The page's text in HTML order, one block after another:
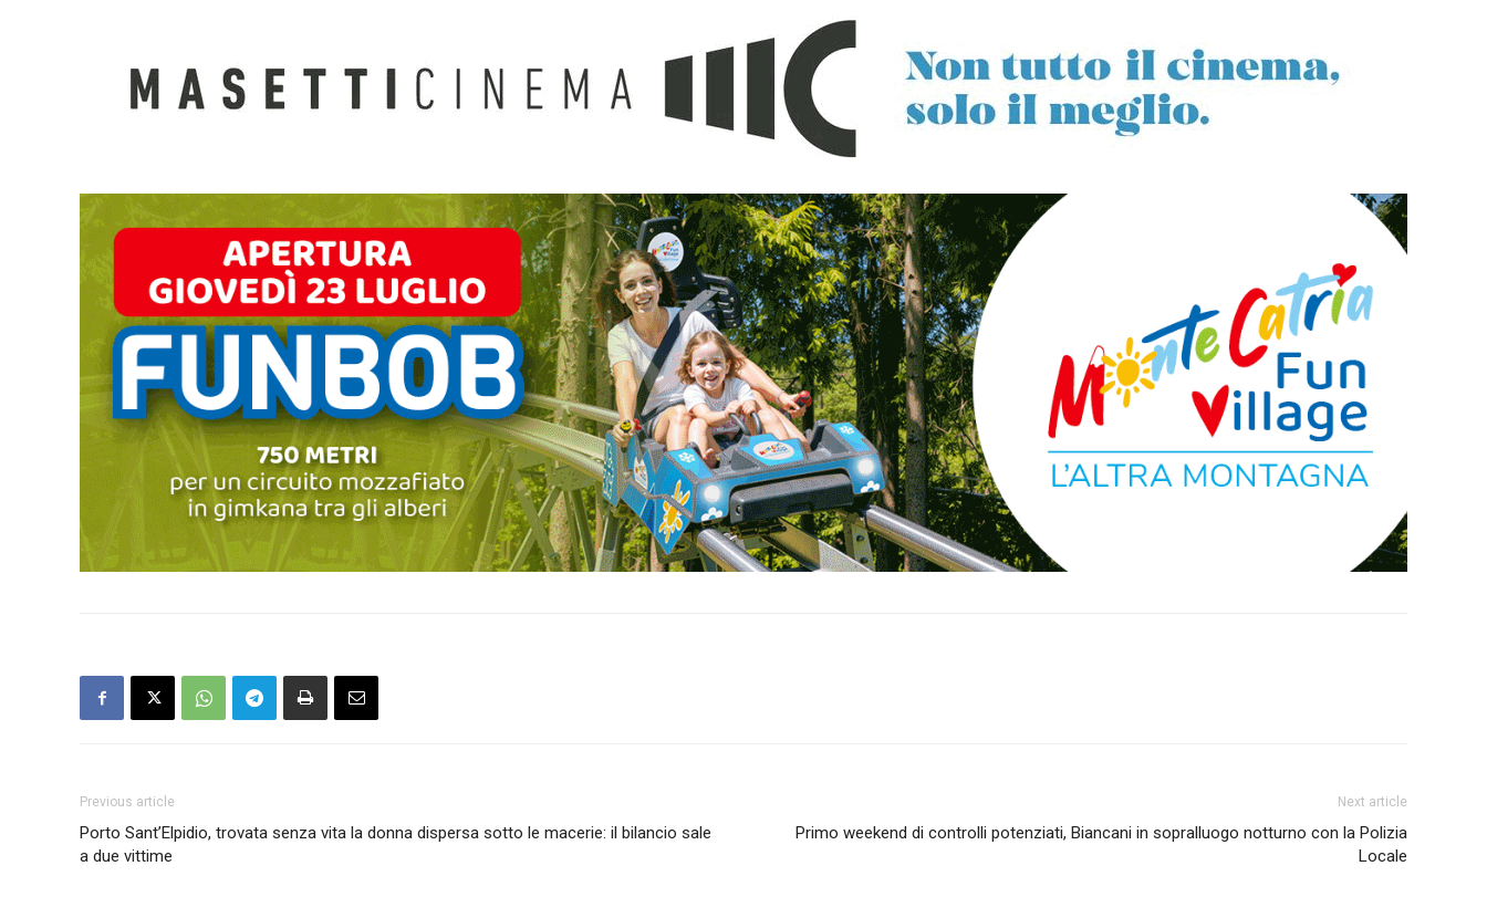
Previous article
Porto Sant’Elpidio, trovata senza vita la donna dispersa sotto le macerie: il bilancio sale
a due vittime
Next article
Primo weekend di controlli potenziati, Biancani in sopralluogo notturno con la Polizia
Locale